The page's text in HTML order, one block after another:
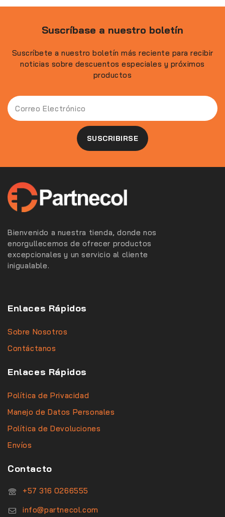
Suscríbase a nuestro boletín
Suscríbete a nuestro boletín más reciente para recibir
noticias sobre descuentos especiales y próximos
productos
Bienvenido a nuestra tienda, donde nos
enorgullecemos de ofrecer productos
excepcionales y un servicio al cliente
inigualable.
Enlaces Rápidos
Sobre Nosotros
Contáctanos
Enlaces Rápidos
Política de Privacidad
Manejo de Datos Personales
Política de Devoluciones
Envíos
Contacto
‪+57 316 0266555‬
info@partnecol.com